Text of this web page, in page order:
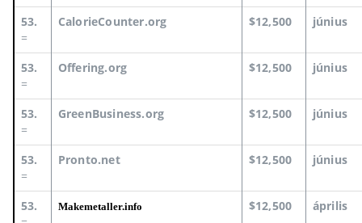
53.
=
CalorieCounter.org $12,500 június
53.
=
Offering.org $12,500 június
53.
=
GreenBusiness.org $12,500 június
53.
=
Pronto.net $12,500 június
53.
Makemetaller.info $12,500 április